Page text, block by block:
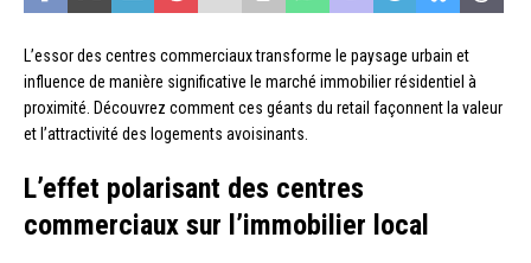
L’essor des centres commerciaux transforme le paysage urbain et
influence de manière significative le marché immobilier résidentiel à
proximité. Découvrez comment ces géants du retail façonnent la valeur
et l’attractivité des logements avoisinants.
L’effet polarisant des centres
commerciaux sur l’immobilier local